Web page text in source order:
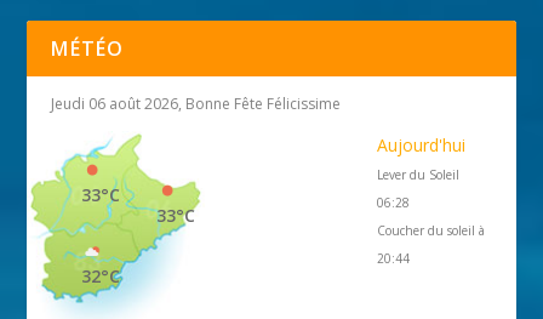
MÉTÉO
Jeudi 06 août 2026, Bonne Fête Félicissime
33°C
33°C
32°C
Aujourd'hui
Lever du Soleil
06:28
Coucher du soleil à
20:44